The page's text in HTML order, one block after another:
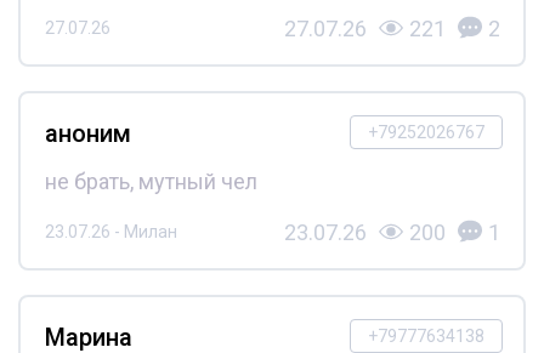
27.07.26 27.07.26 221 2
+79252026767
аноним
не брать, мутный чел
23.07.26 - Милан 23.07.26 200 1
+79777634138
Марина